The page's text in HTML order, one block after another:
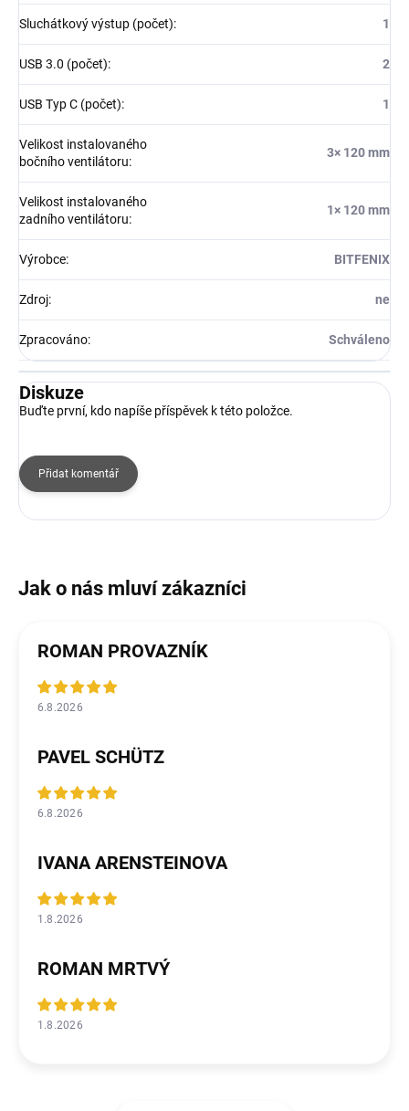
Sluchátkový výstup (počet): 1
USB 3.0 (počet): 2
USB Typ C (počet): 1
Velikost instalovaného
bočního ventilátoru:
3× 120 mm
Velikost instalovaného
zadního ventilátoru:
1× 120 mm
Výrobce: BITFENIX
Zdroj: ne
Zpracováno: Schváleno
Diskuze
Buďte první, kdo napíše příspěvek k této položce.
Přidat komentář
ROMAN PROVAZNÍK
6.8.2026
PAVEL SCHÜTZ
6.8.2026
IVANA ARENSTEINOVA
1.8.2026
ROMAN MRTVÝ
1.8.2026